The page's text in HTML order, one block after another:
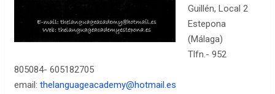
Guillén, Local 2
Estepona
(Málaga)
Tlfn.- 952
805084- 605182705
email: thelanguageacademy@hotmail.es